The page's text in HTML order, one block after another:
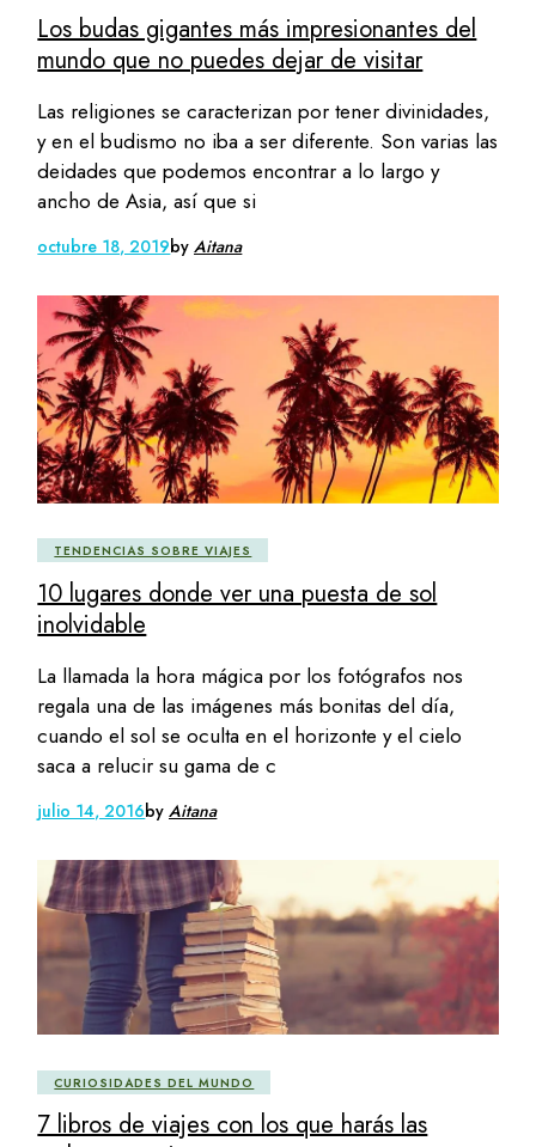
Los budas gigantes más impresionantes del
mundo que no puedes dejar de visitar
Las religiones se caracterizan por tener divinidades,
y en el budismo no iba a ser diferente. Son varias las
deidades que podemos encontrar a lo largo y
ancho de Asia, así que si
octubre 18, 2019byAitana
TENDENCIAS SOBRE VIAJES
10 lugares donde ver una puesta de sol
inolvidable
La llamada la hora mágica por los fotógrafos nos
regala una de las imágenes más bonitas del día,
cuando el sol se oculta en el horizonte y el cielo
saca a relucir su gama de c
julio 14, 2016byAitana
CURIOSIDADES DEL MUNDO
7 libros de viajes con los que harás las